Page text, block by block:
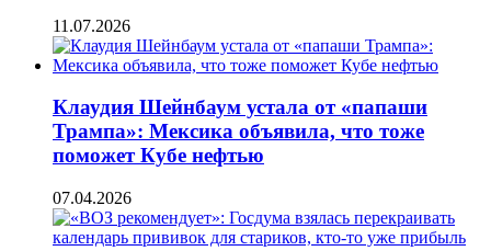
11.07.2026
Клаудия Шейнбаум устала от «папаши
Трампа»: Мексика объявила, что тоже
поможет Кубе нефтью
07.04.2026